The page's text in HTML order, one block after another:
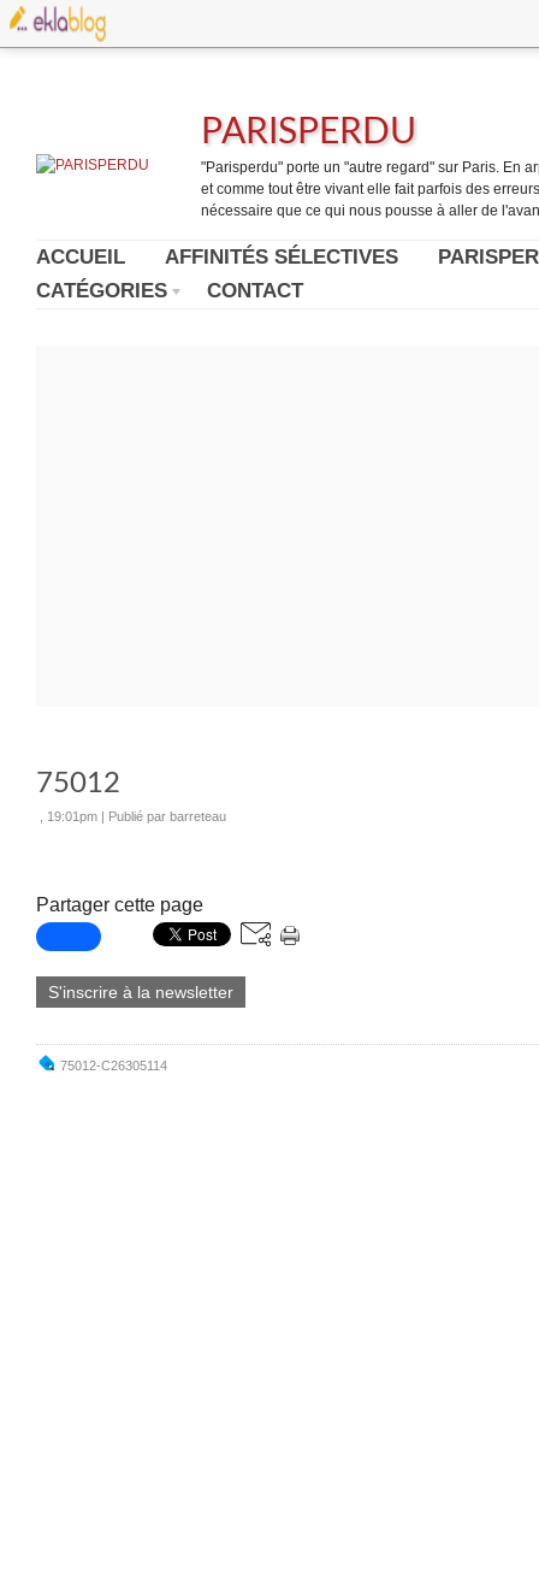
PARISPERDU
"Parisperdu" porte un "autre regard" sur Paris. En
et comme tout être vivant elle fait parfois des
nécessaire que ce qui nous pousse à aller de
ACCUEIL AFFINITÉS SÉLECTIVES
CATÉGORIES
CONTACT
75012
, 19:01pm | Publié par barreteau
Partager cette page
S'inscrire à la newsletter
75012-C26305114